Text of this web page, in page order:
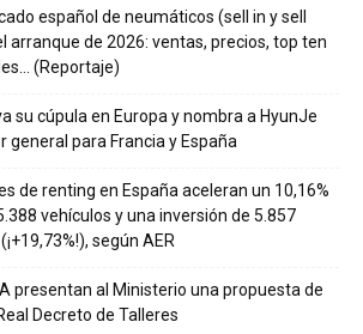
español de neumáticos (sell in y sell
arranque de 2026: ventas, precios, top ten
(Reportaje)
su cúpula en Europa y nombra a HyunJe
general para Francia y España
de renting en España aceleran un 10,16%
vehículos y una inversión de 5.857
según AER
presentan al Ministerio una propuesta de
Decreto de Talleres